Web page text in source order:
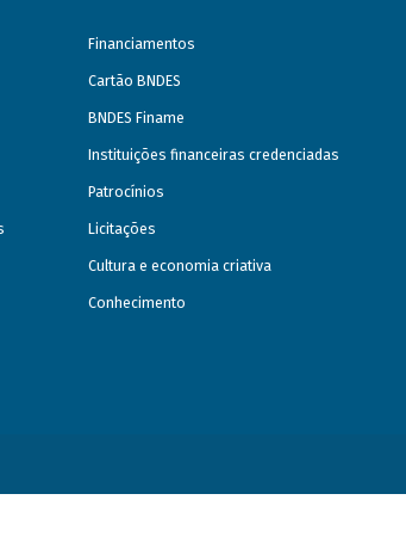
Financiamentos
Cartão BNDES
BNDES Finame
Instituições financeiras credenciadas
Patrocínios
Licitações
Cultura e economia criativa
Conhecimento